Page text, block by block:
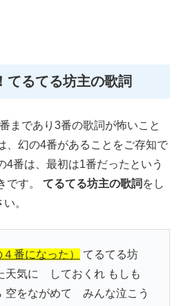
てるてる坊主の歌詞
まであり3番の歌詞が怖いこと
、幻の4番があることをご存知で
4番は、最初は1番だったという
です。 てるてる坊主の歌詞 をし
。
番になった）
てるてる坊
天気に しておくれ もしも
をながめて みんな泣こう